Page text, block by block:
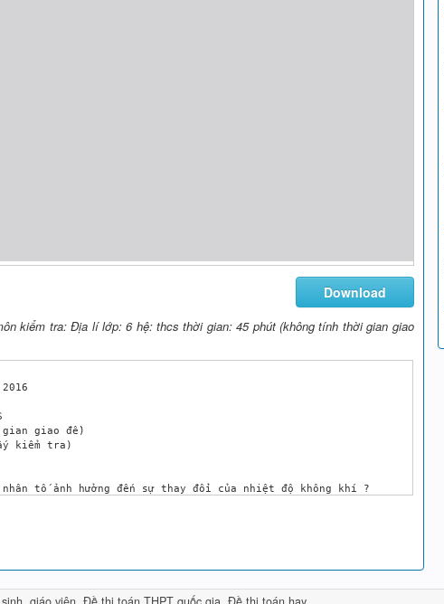
Download
kiểm tra: Địa lí lớp: 6 hệ: thcs thời gian: 45 phút (không tính thời gian giao
giao đề)
kiểm tra)
tố ảnh hưởng đến sự thay đổi của nhiệt độ không khí ?
phố Hồ Chí Minh: